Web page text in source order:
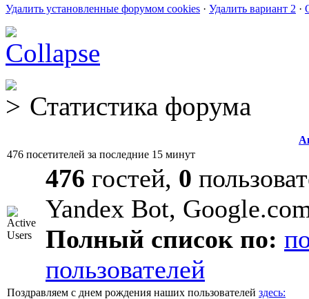
Удалить установленные форумом cookies · Удалить вариант 2 ·
Статистика форума
476 посетителей за последние 15 минут
476 гостей, 0
Yandex Bot,
Полный список по:
пользователей
Поздравляем с днем рождения наших пользователей здесь: